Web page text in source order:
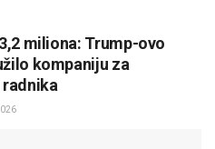
miliona: Trump-ovo
kompaniju za